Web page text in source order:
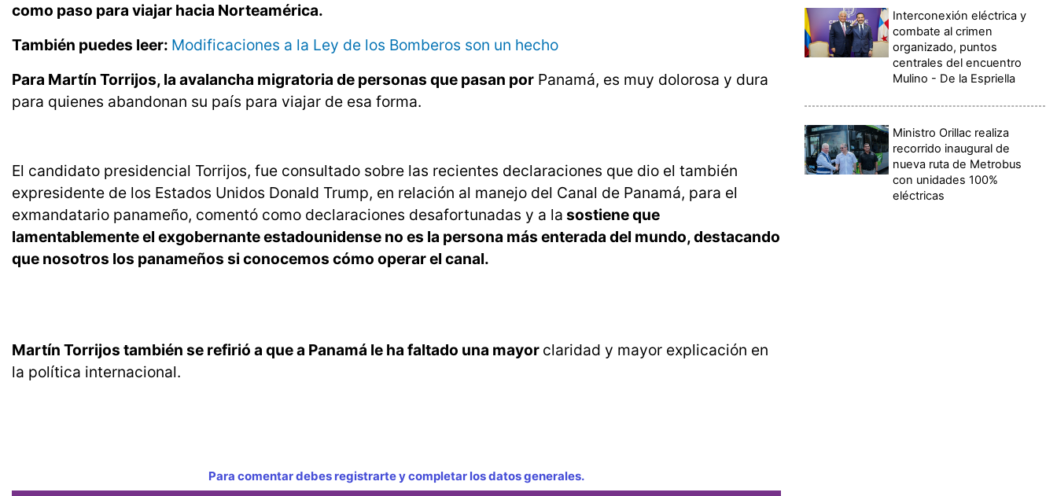
como paso para viajar hacia Norteamérica.
También puedes leer: Modificaciones a la Ley de los Bomberos son un hecho
Para Martín Torrijos, la avalancha migratoria de personas que pasan por Panamá, es muy dolorosa y dura
para quienes abandonan su país para viajar de esa forma.
El candidato presidencial Torrijos, fue consultado sobre las recientes declaraciones que dio el también
expresidente de los Estados Unidos Donald Trump, en relación al manejo del Canal de Panamá, para el
exmandatario panameño, comentó como declaraciones desafortunadas y a la sostiene que
lamentablemente el exgobernante estadounidense no es la persona más enterada del mundo, destacando
que nosotros los panameños si conocemos cómo operar el canal.
Martín Torrijos también se refirió a que a Panamá le ha faltado una mayor claridad y mayor explicación en
la política internacional.
Para comentar debes registrarte y completar los datos generales.
Interconexión eléctrica y
combate al crimen
organizado, puntos
centrales del encuentro
Mulino - De la Espriella
Ministro Orillac realiza
recorrido inaugural de
nueva ruta de Metrobus
con unidades 100%
eléctricas